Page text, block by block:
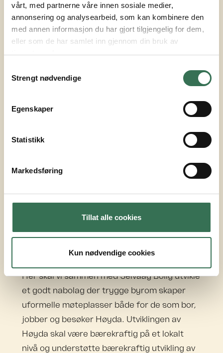
vårt, med partnerne våre innen sosiale medier,
annonsering og analysearbeid, som kan kombinere den
med annen informasjon du har gjort tilgjengelig for dem,
eller som de har samlet inn gjennom din bruk av
tjenestene deres.
Strengt nødvendige
Egenskaper
Statistikk
Markedsføring
Tillat alle cookies
Kun nødvendige cookies
Boligkjøp hos oss
MOSS
Rekkehus og leiligheter
AREAL BRA
75 000
ANTALL BOLIGER
800
Et godt nabolag
Her skal vi sammen med Selvaag Bolig utvikle
et godt nabolag der trygge byrom skaper
uformelle møteplasser både for de som bor,
jobber og besøker Høyda. Utviklingen av
Høyda skal være bærekraftig på et lokalt
nivå og understøtte bærekraftig utvikling av